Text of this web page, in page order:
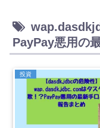
PayPay悪用の
投資